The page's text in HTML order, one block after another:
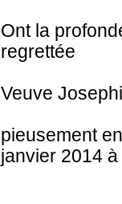
Ont la
regrettée
Veuve
pieusement
janvier 2014